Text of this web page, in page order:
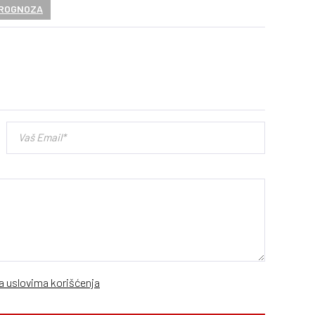
uslovima korišćenja